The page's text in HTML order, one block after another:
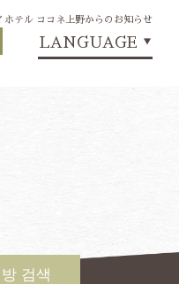
ホテル ココネ上野からのお知らせ
LANGUAGE ▼
방 검색